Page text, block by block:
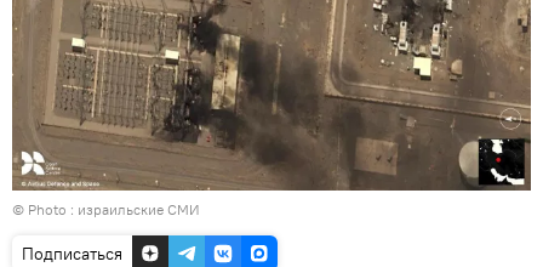
© Photo : израильские СМИ
Подписаться